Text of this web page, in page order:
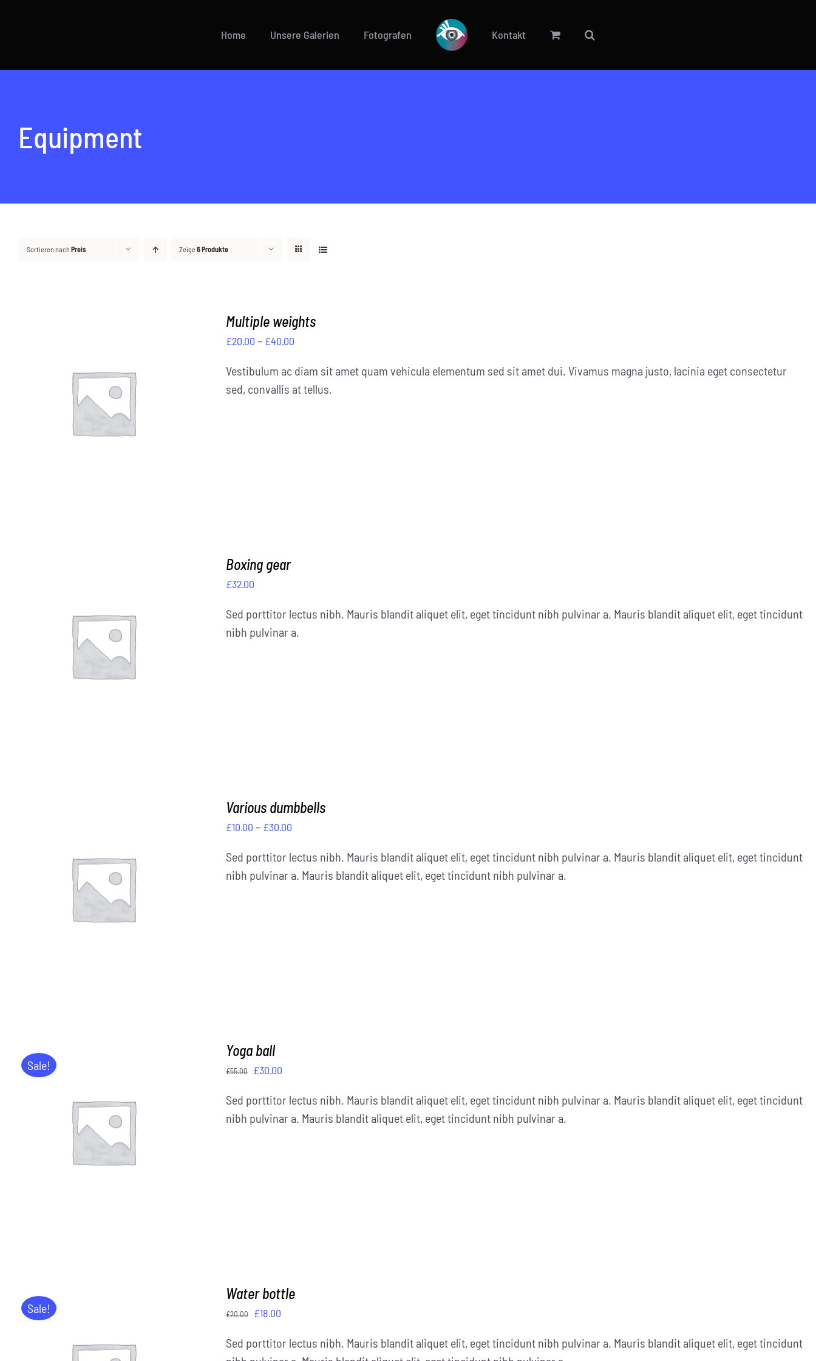
Home Unsere Galerien Fotografen Kontakt
Equipment
Sortieren nach Preis Zeige 6 Produkte
DETAILS
Multiple weights
£20.00 – £40.00
bis
£40.00
Vestibulum ac diam sit amet quam vehicula elementum sed sit amet dui. Vivamus magna justo, lacinia eget consectetur
sed, convallis at tellus.
DETAILS
Boxing gear
£32.00
Sed porttitor lectus nibh. Mauris blandit aliquet elit, eget tincidunt nibh pulvinar a. Mauris blandit aliquet elit, eget tincidunt
nibh pulvinar a.
DETAILS
Various dumbbells
£10.00 – £30.00
bis
£30.00
Sed porttitor lectus nibh. Mauris blandit aliquet elit, eget tincidunt nibh pulvinar a. Mauris blandit aliquet elit, eget tincidunt
nibh pulvinar a. Mauris blandit aliquet elit, eget tincidunt nibh pulvinar a.
Sale!
IN DEN WARENKORB
Yoga ball
£55.00
Ursprünglicher
war:
£55.00
£30.00
ist:
£30.00.
Sed porttitor lectus nibh. Mauris blandit aliquet elit, eget tincidunt nibh pulvinar a. Mauris blandit aliquet elit, eget tincidunt
nibh pulvinar a. Mauris blandit aliquet elit, eget tincidunt nibh pulvinar a.
Sale!
Water bottle
£20.00
Ursprünglicher
war:
£18.00
ist:
Sed porttitor lectus nibh. Mauris blandit aliquet elit, eget tincidunt nibh pulvinar a. Mauris blandit aliquet elit, eget tincidunt